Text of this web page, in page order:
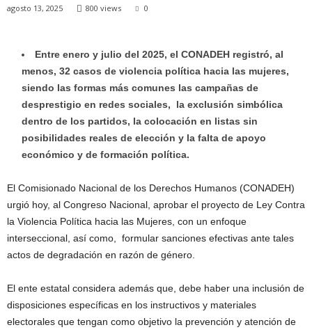
agosto 13, 2025 800 views 0
Entre enero y julio del 2025, el CONADEH registró, al
menos, 32 casos de violencia política hacia las mujeres,
siendo las formas más comunes las campañas de
desprestigio en redes sociales, la exclusión simbólica
dentro de los partidos, la colocación en listas sin
posibilidades reales de elección y la falta de apoyo
económico y de formación política.
El Comisionado Nacional de los Derechos Humanos (CONADEH)
urgió hoy, al Congreso Nacional, aprobar el proyecto de Ley Contra
la Violencia Política hacia las Mujeres, con un enfoque
interseccional, así como, formular sanciones efectivas ante tales
actos de degradación en razón de género.
El ente estatal considera además que, debe haber una inclusión de
disposiciones específicas en los instructivos y materiales
electorales que tengan como objetivo la prevención y atención de